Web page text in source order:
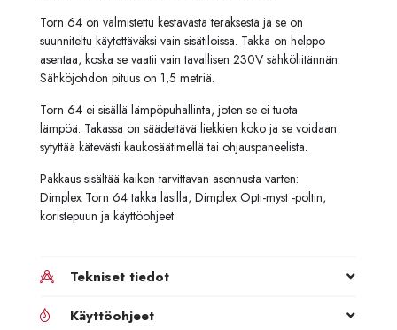
Torn 64 on valmistettu kestävästä teräksestä ja se on
suunniteltu käytettäväksi vain sisätiloissa. Takka on helppo
asentaa, koska se vaatii vain tavallisen 230V sähköliitännän.
Sähköjohdon pituus on 1,5 metriä.
Torn 64 ei sisällä lämpöpuhallinta, joten se ei tuota
lämpöä. Takassa on säädettävä liekkien koko ja se voidaan
sytyttää kätevästi kaukosäätimellä tai ohjauspaneelista.
Pakkaus sisältää kaiken tarvittavan asennusta varten:
Dimplex Torn 64 takka lasilla, Dimplex Opti-myst -poltin,
koristepuun ja käyttöohjeet.
Tekniset tiedot
Käyttöohjeet